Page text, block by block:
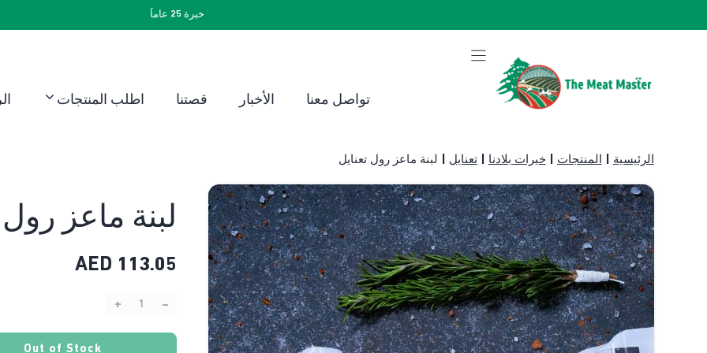
خبرة 25 عاماً
تواصل معنا الأخبار قصتنا اطلب المنتجات
الرئيسية المنتجات |خيرات بلادنا |تعنايل لبنة ماعز رول تعنايل
لبنة ماعز رول
113.05
AED
–
+
Out of Stock